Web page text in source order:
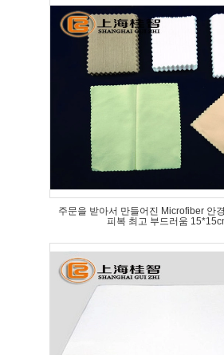
주문을 받아서 만들어진 Microfiber 안
피복 최고 부드러움